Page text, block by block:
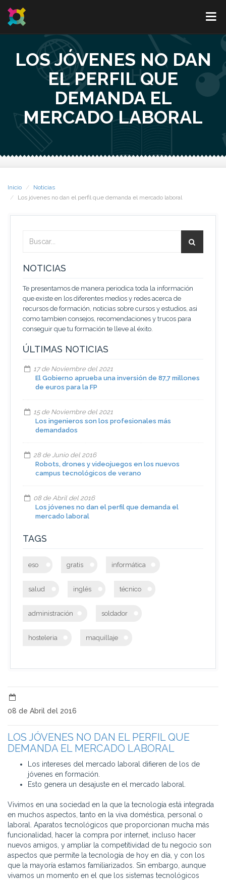
LOS JÓVENES NO DAN
EL PERFIL QUE
DEMANDA EL
MERCADO LABORAL
Inicio
Noticias
Los jóvenes no dan el perfil que demanda el mercado laboral
NOTICIAS
Te presentamos de manera periodica toda la información
que existe en los diferentes medios y redes acerca de
recursos de formación, noticias sobre cursos y estudios, asi
como tambien consejos, recomendaciones y trucos para
conseguir que tu formación te lleve al éxito.
ÚLTIMAS NOTICIAS
17 de Noviembre del 2021
El Gobierno aprueba una inversión de 87,7 millones
de euros para la FP
15 de Noviembre del 2021
Los ingenieros son los profesionales más
demandados
28 de Junio del 2016
Robots, drones y videojuegos en los nuevos
campus tecnológicos de verano
08 de Abril del 2016
Los jóvenes no dan el perfil que demanda el
mercado laboral
TAGS
eso gratis informática
salud inglés técnico
administración soldador
hosteleria maquillaje
08 de Abril del 2016
LOS JÓVENES NO DAN EL PERFIL QUE
DEMANDA EL MERCADO LABORAL
Los intereses del mercado laboral difieren de los de
jóvenes en formación.
Esto genera un desajuste en el mercado laboral.
Vivimos en una sociedad en la que la tecnología está integrada
en muchos aspectos, tanto en la viva doméstica, personal o
laboral. Aparatos tecnológicos que proporcionan mucha más
funcionalidad, hacer la compra por internet, incluso hacer
nuevos amigos, y ampliar la competitividad de tu negocio son
aspectos que permite la tecnología de hoy en día, y con los
que la mayoría estamos familiarizados. Sin embargo, aunque
vivamos un momento en el que los sistemas tecnológicos